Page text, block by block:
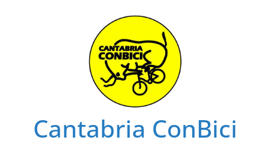
Cantabria ConBici